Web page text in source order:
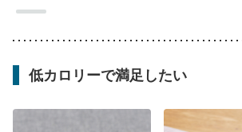
低カロリーで満足したい